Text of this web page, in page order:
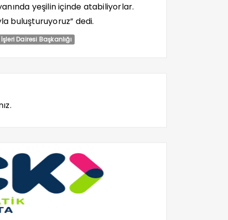
yeşilin içinde atabiliyorlar.
buluşturuyoruz” dedi.
Dairesi Başkanlığı